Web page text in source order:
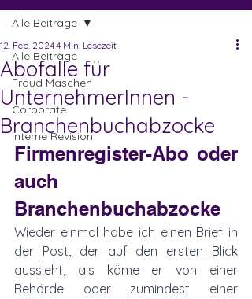
Alle Beiträge
Fraud Maschen
Corporate
Interne Revision
Alle Beiträge
Abofalle für
UnternehmerInnen -
Branchenbuchabzocke
12. Feb. 20244 Min. Lesezeit
Firmenregister-Abo oder
auch
Branchenbuchabzocke
Wieder einmal habe ich einen Brief in
der Post, der auf den ersten Blick
aussieht, als käme er von einer
Behörde oder zumindest einer